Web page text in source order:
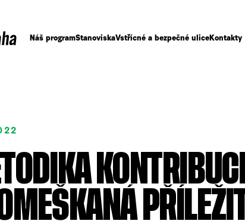
Náš programStanoviskaVstřícné a bezpečné uliceKontakty